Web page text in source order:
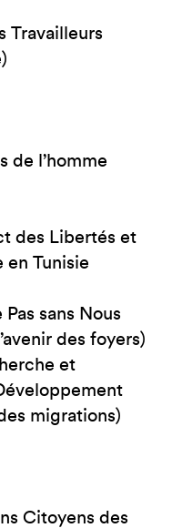
Travailleurs
de l’homme
des Libertés et
en Tunisie
sans Nous
des foyers)
et
migrations)
Citoyens des